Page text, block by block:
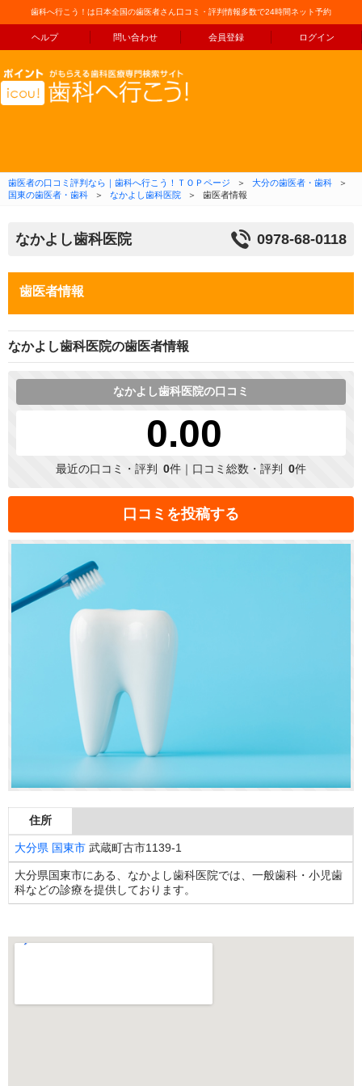
歯科へ行こう！は日本全国の歯医者さん口コミ・評判情報多数で24時間ネット予約
ヘルプ 問い合わせ 会員登録 ログイン
コンテンツへ移動
歯医者の口コミ評判なら｜歯科へ行こう！ＴＯＰページ ＞ 大分の歯医者・歯科
＞
国東の歯医者・歯科
＞ なかよし歯科医院 ＞ 歯医者情報
なかよし歯科医院 0978-68-0118
歯医者情報
なかよし歯科医院の歯医者情報
なかよし歯科医院の口コミ
0.00
最近の口コミ・評判 0件｜口コミ総数・評判 0件
口コミを投稿する
住所
大分県 国東市 武蔵町古市1139-1
大分県国東市にある、なかよし歯科医院では、一般歯科・小児歯
科などの診療を提供しております。